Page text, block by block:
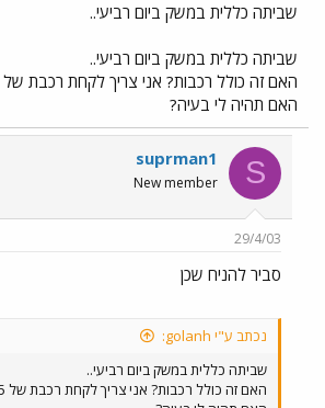
ך
שביתה כללית במשק ביום רביעי..
שביתה כללית במשק ביום רביעי..
האם תהיה לי בעיה?
S
suprman1
New member
29/4/03
סביר להניח שכן
נכתב ע"י golanh:
שביתה כללית במשק ביום רביעי..